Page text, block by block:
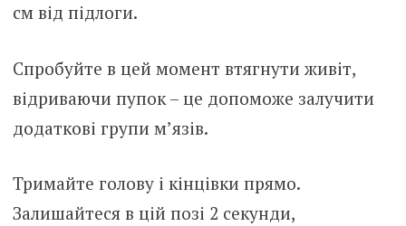
см від підлоги.
Спробуйте в цей момент втягнути живіт,
відриваючи пупок – це допоможе залучити
додаткові групи м’язів.
Тримайте голову і кінцівки прямо.
Залишайтеся в цій позі 2 секунди,